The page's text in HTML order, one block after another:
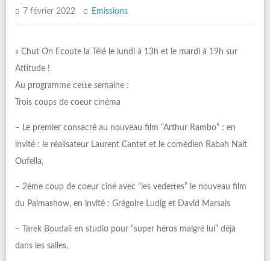
7 février 2022 Emissions
« Chut On Ecoute la Télé le lundi à 13h et le mardi à 19h sur
Attitude !
Au programme cette semaine :
Trois coups de coeur cinéma
– Le premier consacré au nouveau film “Arthur Rambo” : en
invité : le réalisateur Laurent Cantet et le comédien Rabah Nait
Oufella,
– 2ème coup de coeur ciné avec “les vedettes” le nouveau film
du Palmashow, en invité : Grégoire Ludig et David Marsais
– Tarek Boudali en studio pour “super héros malgré lui” déjà
dans les salles,